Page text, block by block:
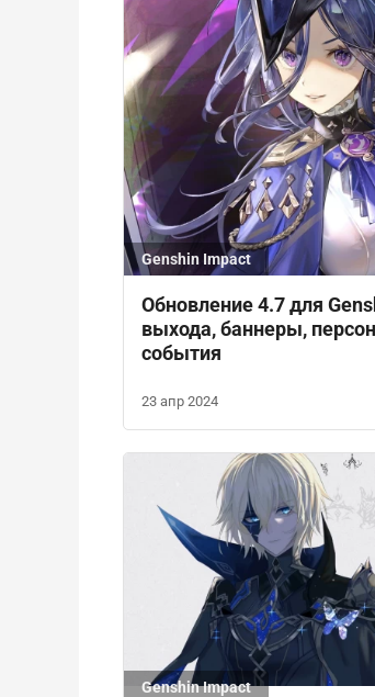
Genshin Impact
Обновление 4.7 для
выхода, баннеры,
события
23 апр 2024
Genshin Impact